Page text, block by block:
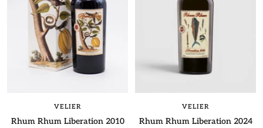
VELIER
Rhum Rhum Liberation 2010
VELIER
Rhum Rhum Liberation 2024